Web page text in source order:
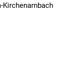
Kirchenarnbach